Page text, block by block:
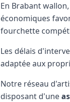
En Brabant
économiques
fourchette
Les délais
adaptée aux
Notre réseau
disposant d'une